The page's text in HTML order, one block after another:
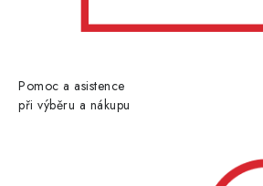
Pomoc a asistence
při výběru a nákupu